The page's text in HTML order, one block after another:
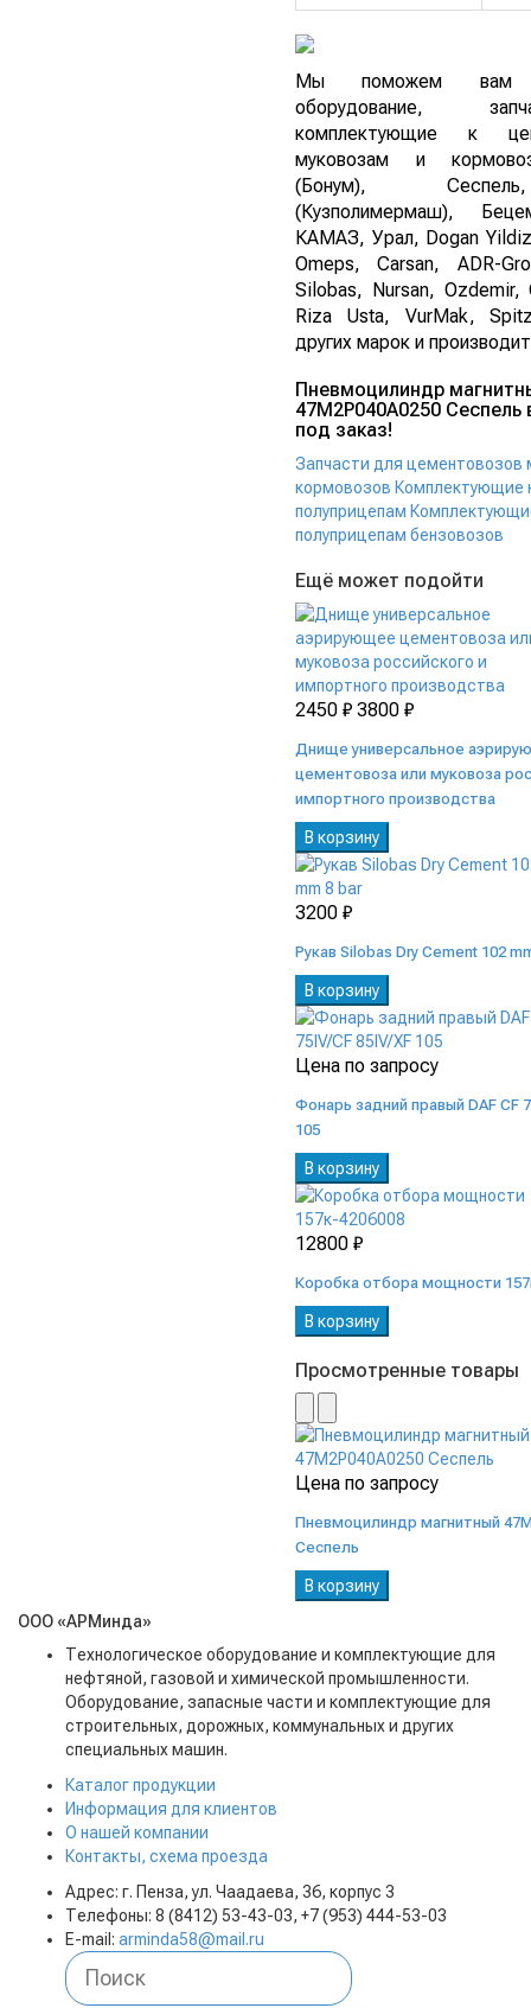
Мы поможем вам
оборудование,
комплектующие к
муковозам и
(Бонум),
(Кузполимермаш),
КАМАЗ, Урал, Dogan
Omeps, Carsan, ADR-
Silobas, Nursan, Ozdemir,
Riza Usta, VurMak,
других марок и
Пневмоцилиндр
47M2P040A0250 Сеспель
под заказ!
Запчасти для цементовозов
кормовозов Комплектующие
полуприцепам
полуприцепам бензовозов
Ещё может подойти
2450 ₽ 3800 ₽
Днище универсальное
цементовоза или муковоза
импортного производства
В корзину
3200 ₽
Рукав Silobas Dry Cement 102
В корзину
Цена по запросу
Фонарь задний правый DAF CF
105
В корзину
12800 ₽
Коробка отбора мощности
В корзину
Просмотренные товары
Цена по запросу
Пневмоцилиндр магнитный
Сеспель
В корзину
ООО «АРМинда»
Технологическое оборудование и комплектующие для
нефтяной, газовой и химической промышленности.
Оборудование, запасные части и комплектующие для
строительных, дорожных, коммунальных и других
специальных машин.
Каталог продукции
Информация для клиентов
О нашей компании
Контакты, схема проезда
Адрес: г. Пенза, ул. Чаадаева, 36, корпус 3
Телефоны: 8 (8412) 53-43-03, +7 (953) 444-53-03
E-mail: arminda58@mail.ru